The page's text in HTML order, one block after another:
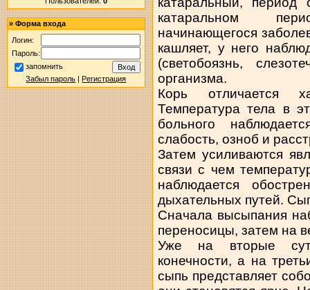
» Форма входа
Логин:
Пароль:
запомнить
Забыл пароль |Регистрация
катаральном
начинающегося
кашляет, у него
(светобоязнь,
организма.
Корь отличается
Температура тела в
больного
слабость, озноб и
Затем усиливаются
связи с чем
наблюдается
дыхательных путей.
Сначала высыпания
переносицы, затем на
Уже на вторые
конечности, а на
сыпь представляет